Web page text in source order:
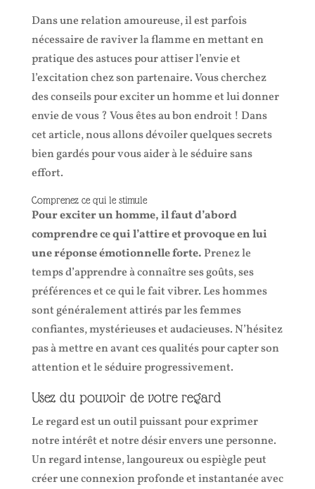
Dans une relation amoureuse, il est parfois
nécessaire de raviver la flamme en mettant en
pratique des astuces pour attiser l’envie et
l’excitation chez son partenaire. Vous cherchez
des conseils pour exciter un homme et lui donner
envie de vous ? Vous êtes au bon endroit ! Dans
cet article, nous allons dévoiler quelques secrets
bien gardés pour vous aider à le séduire sans
effort.
Comprenez ce qui le stimule
Pour exciter un homme, il faut d’abord
comprendre ce qui l’attire et provoque en lui
une réponse émotionnelle forte. Prenez le
temps d’apprendre à connaître ses goûts, ses
préférences et ce qui le fait vibrer. Les hommes
sont généralement attirés par les femmes
confiantes, mystérieuses et audacieuses. N’hésitez
pas à mettre en avant ces qualités pour capter son
attention et le séduire progressivement.
Usez du pouvoir de votre regard
Le regard est un outil puissant pour exprimer
notre intérêt et notre désir envers une personne.
Un regard intense, langoureux ou espiègle peut
créer une connexion profonde et instantanée avec